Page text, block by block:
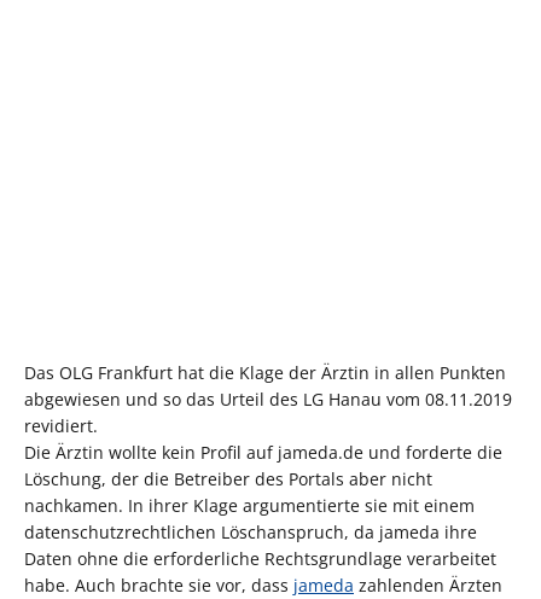
Das OLG Frankfurt hat die Klage der Ärztin in allen Punkten
abgewiesen und so das Urteil des LG Hanau vom 08.11.2019
revidiert.
Die Ärztin wollte kein Profil auf jameda.de und forderte die
Löschung, der die Betreiber des Portals aber nicht
nachkamen. In ihrer Klage argumentierte sie mit einem
datenschutzrechtlichen Löschanspruch, da jameda ihre
Daten ohne die erforderliche Rechtsgrundlage verarbeitet
habe. Auch brachte sie vor, dass jameda zahlenden Ärzten